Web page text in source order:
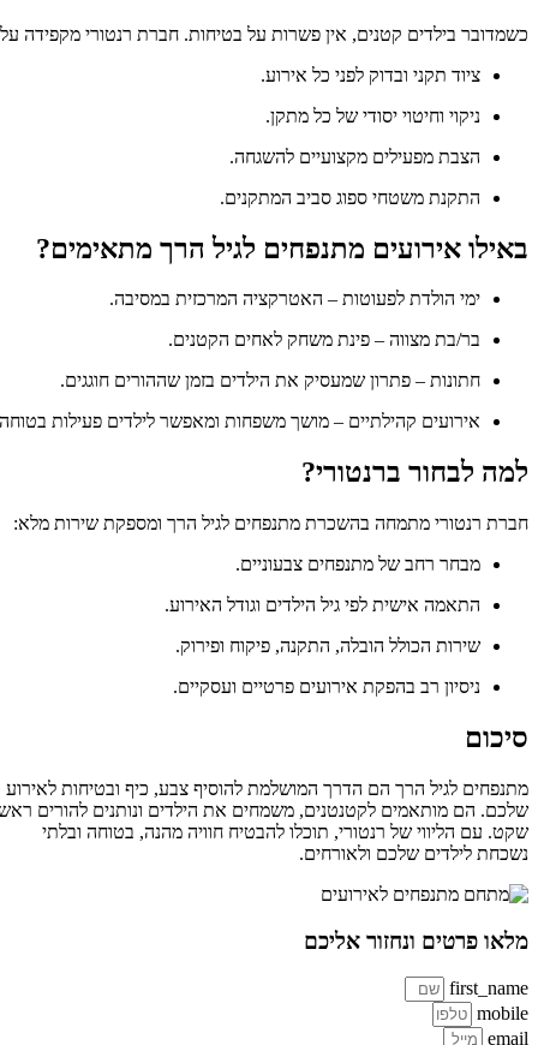
כשמדובר בילדים קטנים, אין פשרות על בטיחות. חברת רנטורי מקפידה על:
ציוד תקני ובדוק לפני כל אירוע.
ניקוי וחיטוי יסודי של כל מתקן.
הצבת מפעילים מקצועיים להשגחה.
התקנת משטחי ספוג סביב המתקנים.
באילו אירועים מתנפחים לגיל הרך מתאימים?
ימי הולדת לפעוטות – האטרקציה המרכזית במסיבה.
בר/בת מצווה – פינת משחק לאחים הקטנים.
חתונות – פתרון שמעסיק את הילדים בזמן שההורים חוגגים.
אירועים קהילתיים – מושך משפחות ומאפשר לילדים פעילות בטוחה.
למה לבחור ברנטורי?
חברת רנטורי מתמחה בהשכרת מתנפחים לגיל הרך ומספקת שירות מלא:
מבחר רחב של מתנפחים צבעוניים.
התאמה אישית לפי גיל הילדים וגודל האירוע.
שירות הכולל הובלה, התקנה, פיקוח ופירוק.
ניסיון רב בהפקת אירועים פרטיים ועסקיים.
סיכום
מתנפחים לגיל הרך הם הדרך המושלמת להוסיף צבע, כיף ובטיחות לאירוע
שלכם. הם מותאמים לקטנטנים, משמחים את הילדים ונותנים להורים ראש
שקט. עם הליווי של רנטורי, תוכלו להבטיח חוויה מהנה, בטוחה ובלתי
נשכחת לילדים שלכם ולאורחים.
מלאו פרטים ונחזור אליכם
first_name
mobile
email